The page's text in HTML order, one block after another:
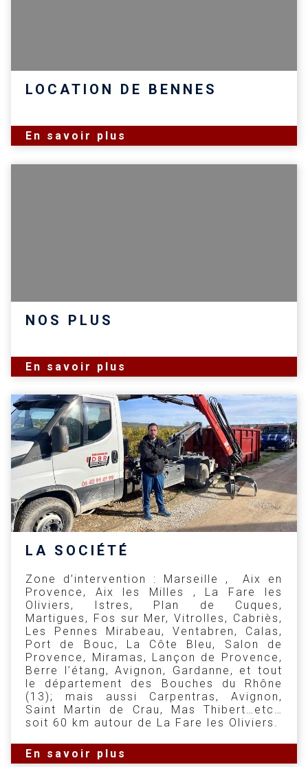
LOCATION DE BENNES
En savoir plus
NOS PLUS
En savoir plus
LA SOCIÉTÉ
Zone d’intervention : Marseille , Aix en
Provence, Aix les Milles , La Fare les
Oliviers, Istres, Plan de Cuques,
Martigues, Fos sur Mer, Vitrolles, Cabriès,
Les Pennes Mirabeau, Ventabren, Calas,
Port de Bouc, La Côte Bleu, Salon de
Provence, Miramas, Lançon de Provence,
Berre l’étang, Avignon, Gardanne, et tout
le département des Bouches du Rhône
(13); mais aussi Carpentras, Avignon,
Saint Martin de Crau, Mas Thibert…etc…
soit 60 km autour de La Fare les Oliviers.
En savoir plus